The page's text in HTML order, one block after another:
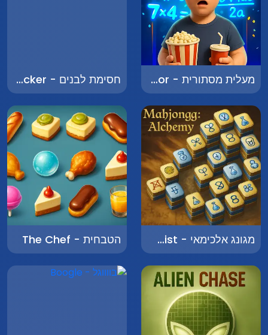
מעלית מסתורית - Mysterious Elevator חסימת לבנים - Block Blocker
מגונג אלכימאי - Mahjong Alchemist הטבחית - The Chef